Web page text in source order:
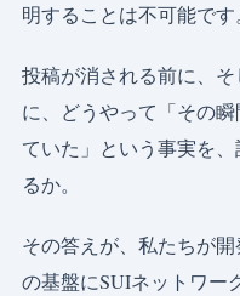
明することは不可能です。
投稿が消される前に、
に、どうやって「その
ていた」という事実を
るか。
その答えが、私たちが
の基盤にSUIネットワー